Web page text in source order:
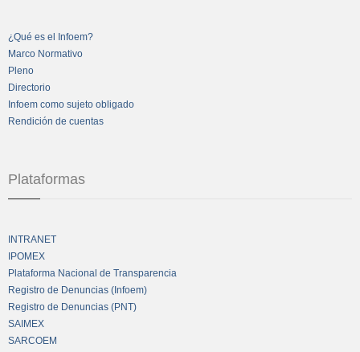
¿Qué es el Infoem?
Marco Normativo
Pleno
Directorio
Infoem como sujeto obligado
Rendición de cuentas
Plataformas
INTRANET
IPOMEX
Plataforma Nacional de Transparencia
Registro de Denuncias (Infoem)
Registro de Denuncias (PNT)
SAIMEX
SARCOEM